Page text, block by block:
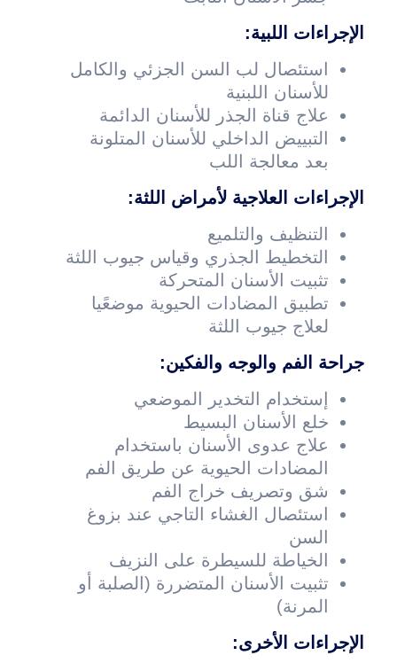
الإجراءات اللبية:
استئصال لب السن الجزئي والكامل
للأسنان اللبنية
علاج قناة الجذر للأسنان الدائمة
التبييض الداخلي للأسنان المتلونة
بعد معالجة اللب
الإجراءات العلاجية لأمراض اللثة:
التنظيف والتلميع
التخطيط الجذري وقياس جيوب اللثة
تثبيت الأسنان المتحركة
تطبيق المضادات الحيوية موضعًيا
لعلاج جيوب اللثة
جراحة الفم والوجه والفكين:
إستخدام التخدير الموضعي
خلع الأسنان البسيط
علاج عدوى الأسنان باستخدام
المضادات الحيوية عن طريق الفم
شق وتصريف خراج الفم
استئصال الغشاء التاجي عند بزوغ
السن
الخياطة للسيطرة على النزيف
تثبيت الأسنان المتضررة (الصلبة أو
المرنة)
الإجراءات الأخرى: